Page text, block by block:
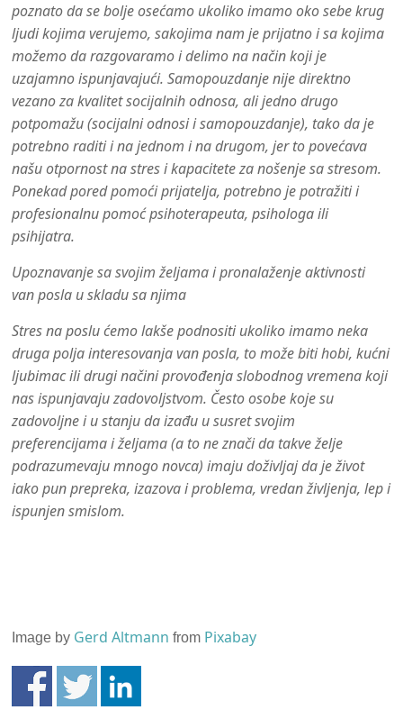
poznato da se bolje osećamo ukoliko imamo oko sebe krug
ljudi kojima verujemo, sakojima nam je prijatno i sa kojima
možemo da razgovaramo i delimo na način koji je
uzajamno ispunjavajući. Samopouzdanje nije direktno
vezano za kvalitet socijalnih odnosa, ali jedno drugo
potpomažu (socijalni odnosi i samopouzdanje), tako da je
potrebno raditi i na jednom i na drugom, jer to povećava
našu otpornost na stres i kapacitete za nošenje sa stresom.
Ponekad pored pomoći prijatelja, potrebno je potražiti i
profesionalnu pomoć psihoterapeuta, psihologa ili
psihijatra.
Upoznavanje sa svojim željama i pronalaženje aktivnosti
van posla u skladu sa njima
Stres na poslu ćemo lakše podnositi ukoliko imamo neka
druga polja interesovanja van posla, to može biti hobi, kućni
ljubimac ili drugi načini provođenja slobodnog vremena koji
nas ispunjavaju zadovoljstvom. Često osobe koje su
zadovoljne i u stanju da izađu u susret svojim
preferencijama i željama (a to ne znači da takve želje
podrazumevaju mnogo novca) imaju doživljaj da je život
iako pun prepreka, izazova i problema, vredan življenja, lep i
ispunjen smislom.
Image by Gerd Altmann from Pixabay